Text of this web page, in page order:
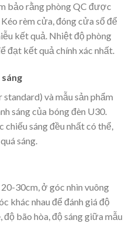
bảo rằng phòng QC được
rèm cửa, đóng cửa sổ để
kết quả. Nhiệt độ phòng
đạt kết quả chính xác nhất.
và mẫu sản phẩm
sáng của bóng đèn U30.
sáng đều nhất có thể,
sáng.
30cm, ở góc nhìn vuông
khác nhau để đánh giá độ
độ bão hòa, độ sáng giữa mẫu